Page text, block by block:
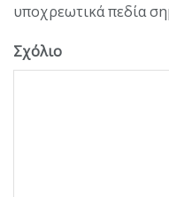
υποχρεωτικά πεδία
Σχόλιο